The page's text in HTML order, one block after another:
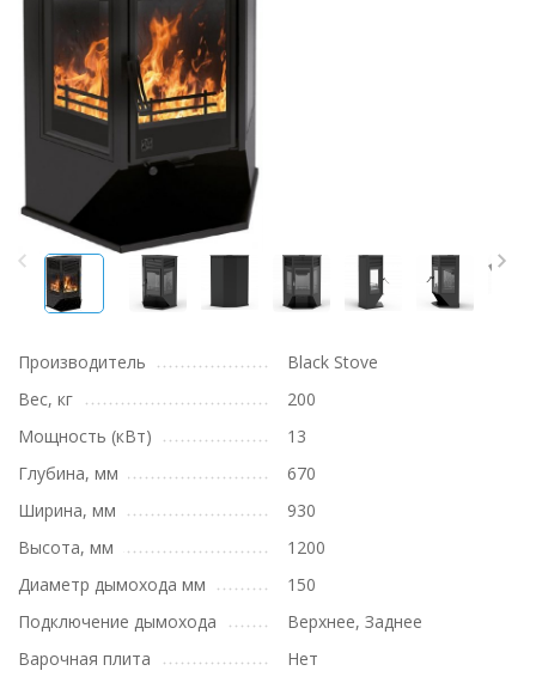
Производитель
Black Stove
Вес, кг
200
Мощность (кВт)
13
Глубина, мм
670
Ширина, мм
930
Высота, мм
1200
Диаметр дымохода мм
150
Подключение дымохода
Верхнее, Заднее
Варочная плита
Нет